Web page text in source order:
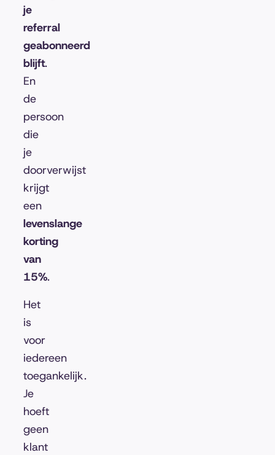
je
referral
geabonneerd
blijft.
En
de
persoon
die
je
doorverwijst
krijgt
een
levenslange
korting
van
15%.
Het
is
voor
iedereen
toegankelijk.
Je
hoeft
geen
klant